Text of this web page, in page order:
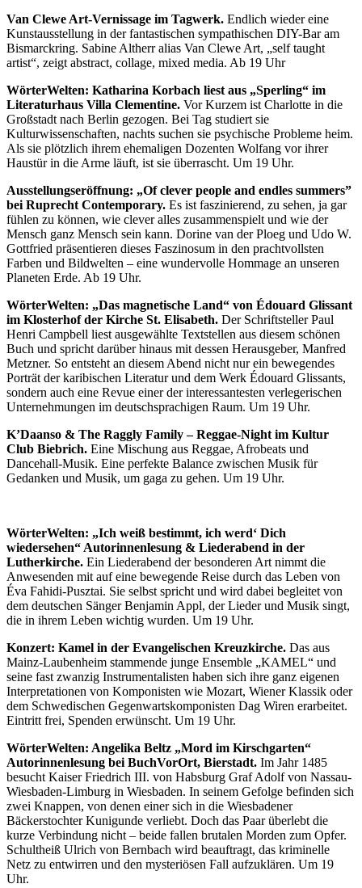
Van Clewe Art-Vernissage im Tagwerk. Endlich wieder eine
Kunstausstellung in der fantastischen sympathischen DIY-Bar am
Bismarckring. Sabine Altherr alias Van Clewe Art, „self taught
artist“, zeigt abstract, collage, mixed media. Ab 19 Uhr
WörterWelten: Katharina Korbach liest aus „Sperling“ im
Literaturhaus Villa Clementine. Vor Kurzem ist Charlotte in die
Großstadt nach Berlin gezogen. Bei Tag studiert sie
Kulturwissenschaften, nachts suchen sie psychische Probleme heim.
Als sie plötzlich ihrem ehemaligen Dozenten Wolfang vor ihrer
Haustür in die Arme läuft, ist sie überrascht. Um 19 Uhr.
Ausstellungseröffnung: „Of clever people and endles summers”
bei Ruprecht Contemporary. Es ist faszinierend, zu sehen, ja gar
fühlen zu können, wie clever alles zusammenspielt und wie der
Mensch ganz Mensch sein kann. Dorine van der Ploeg und Udo W.
Gottfried präsentieren dieses Faszinosum in den prachtvollsten
Farben und Bildwelten – eine wundervolle Hommage an unseren
Planeten Erde. Ab 19 Uhr.
WörterWelten: „Das magnetische Land“ von Édouard Glissant
im Klosterhof der Kirche St. Elisabeth. Der Schriftsteller Paul
Henri Campbell liest ausgewählte Textstellen aus diesem schönen
Buch und spricht darüber hinaus mit dessen Herausgeber, Manfred
Metzner. So entsteht an diesem Abend nicht nur ein bewegendes
Porträt der karibischen Literatur und dem Werk Édouard Glissants,
sondern auch eine Revue einer der interessantesten verlegerischen
Unternehmungen im deutschsprachigen Raum. Um 19 Uhr.
K’Daanso & The Raggly Family – Reggae-Night im Kultur
Club Biebrich. Eine Mischung aus Reggae, Afrobeats und
Dancehall-Musik. Eine perfekte Balance zwischen Musik für
Gedanken und Musik, um gaga zu gehen. Um 19 Uhr.
WörterWelten: „Ich weiß bestimmt, ich werd‘ Dich
wiedersehen“ Autorinnenlesung & Liederabend in der
Lutherkirche. Ein Liederabend der besonderen Art nimmt die
Anwesenden mit auf eine bewegende Reise durch das Leben von
Éva Fahidi-Pusztai. Sie selbst spricht und wird dabei begleitet von
dem deutschen Sänger Benjamin Appl, der Lieder und Musik singt,
die in ihrem Leben wichtig wurden. Um 19 Uhr.
Konzert: Kamel in der Evangelischen Kreuzkirche. Das aus
Mainz-Laubenheim stammende junge Ensemble „KAMEL“ und
seine fast zwanzig Instrumentalisten haben sich ihre ganz eigenen
Interpretationen von Komponisten wie Mozart, Wiener Klassik oder
dem Schwedischen Gegenwartskomponisten Dag Wiren erarbeitet.
Eintritt frei, Spenden erwünscht. Um 19 Uhr.
WörterWelten: Angelika Beltz „Mord im Kirschgarten“
Autorinnenlesung bei BuchVorOrt, Bierstadt. Im Jahr 1485
besucht Kaiser Friedrich III. von Habsburg Graf Adolf von Nassau-
Wiesbaden-Limburg in Wiesbaden. In seinem Gefolge befinden sich
zwei Knappen, von denen einer sich in die Wiesbadener
Bäckerstochter Kunigunde verliebt. Doch das Paar überlebt die
kurze Verbindung nicht – beide fallen brutalen Morden zum Opfer.
Schultheiß Ulrich von Bernbach wird beauftragt, das kriminelle
Netz zu entwirren und den mysteriösen Fall aufzuklären. Um 19
Uhr.